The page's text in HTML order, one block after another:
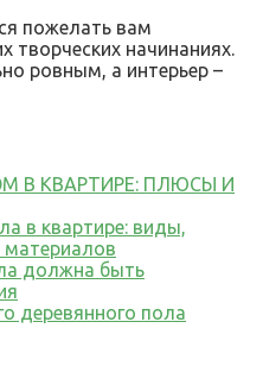
пожелать вам
творческих начинаниях.
ровным, а интерьер –
В КВАРТИРЕ: ПЛЮСЫ И
в квартире: виды,
должна быть
деревянного пола